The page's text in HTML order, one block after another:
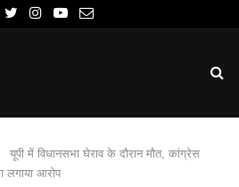
यूपी में विधानसभा घेराव के दौरान मौत, कांग्रेस
लगाया आरोप